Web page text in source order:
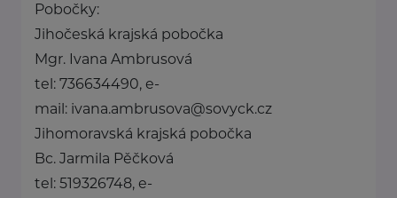
Pobočky:
Jihočeská krajská pobočka
Mgr. Ivana Ambrusová
tel: 736634490, e-
mail: ivana.ambrusova@sovyck.cz
Jihomoravská krajská pobočka
Bc. Jarmila Pěčková
tel: 519326748, e-